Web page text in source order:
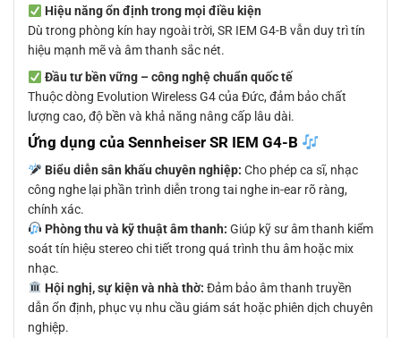
Hiệu năng ổn định trong mọi điều kiện
Dù trong phòng kín hay ngoài trời, SR IEM G4-B vẫn duy trì tín
hiệu mạnh mẽ và âm thanh sắc nét.
Đầu tư bền vững – công nghệ chuẩn quốc tế
Thuộc dòng Evolution Wireless G4 của Đức, đảm bảo chất
lượng cao, độ bền và khả năng nâng cấp lâu dài.
Ứng dụng của Sennheiser SR IEM G4-B
Biểu diễn sân khấu chuyên nghiệp: Cho phép ca sĩ, nhạc
công nghe lại phần trình diễn trong tai nghe in-ear rõ ràng,
chính xác.
Phòng thu và kỹ thuật âm thanh: Giúp kỹ sư âm thanh kiểm
soát tín hiệu stereo chi tiết trong quá trình thu âm hoặc mix
nhạc.
Hội nghị, sự kiện và nhà thờ: Đảm bảo âm thanh truyền
dẫn ổn định, phục vụ nhu cầu giám sát hoặc phiên dịch chuyên
nghiệp.